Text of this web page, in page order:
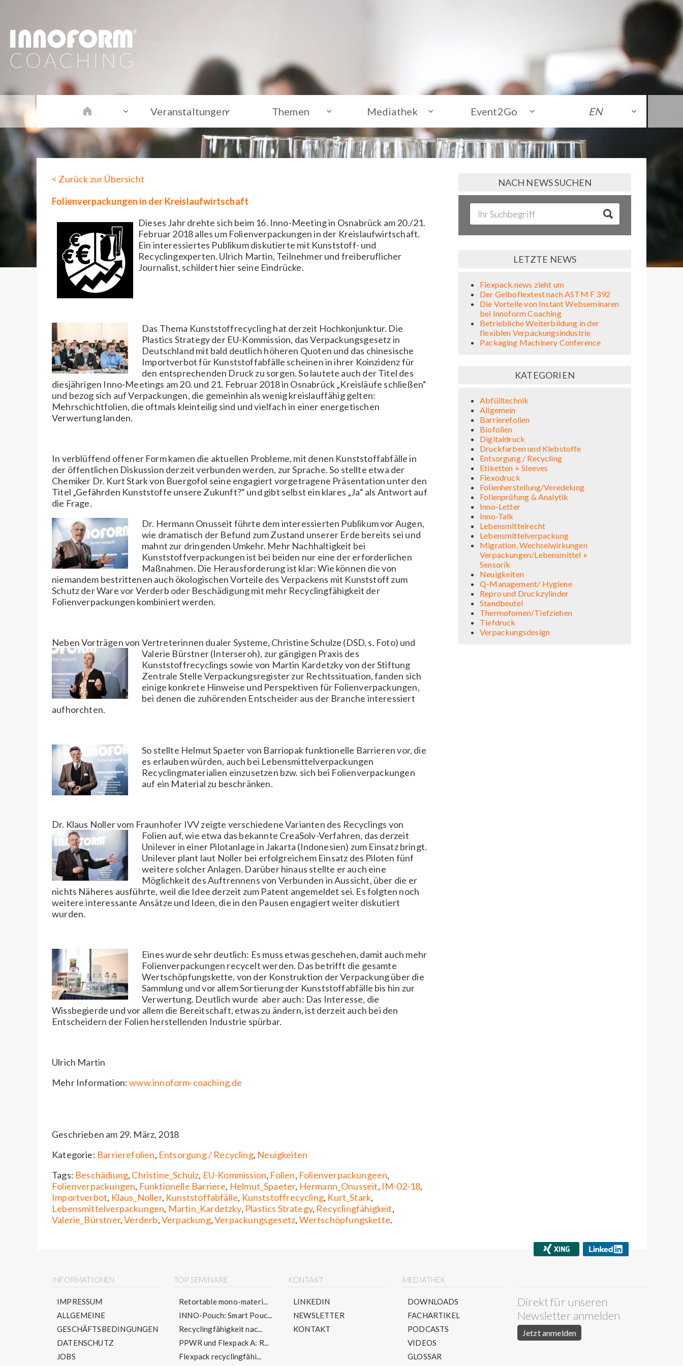
Veranstaltungen Themen Mediathek Event2Go EN
< Zurück zur Übersicht
Folienverpackungen in der Kreislaufwirtschaft
Dieses Jahr drehte sich beim 16. Inno-Meeting in Osnabrück am 20./21.
Februar 2018 alles um Folienverpackungen in der Kreislaufwirtschaft.
Ein interessiertes Publikum diskutierte mit Kunststoff- und
Recyclingexperten. Ulrich Martin, Teilnehmer und freiberuflicher
Journalist, schildert hier seine Eindrücke.
Das Thema Kunststoffrecycling hat derzeit Hochkonjunktur. Die
Plastics Strategy der EU-Kommission, das Verpackungsgesetz in
Deutschland mit bald deutlich höheren Quoten und das chinesische
Importverbot für Kunststoffabfälle scheinen in ihrer Koinzidenz für
den entsprechenden Druck zu sorgen. So lautete auch der Titel des
diesjährigen Inno-Meetings am 20. und 21. Februar 2018 in Osnabrück „Kreisläufe schließen“
und bezog sich auf Verpackungen, die gemeinhin als wenig kreislauffähig gelten:
Mehrschichtfolien, die oftmals kleinteilig sind und vielfach in einer energetischen
Verwertung landen.
In verblüffend offener Form kamen die aktuellen Probleme, mit denen Kunststoffabfälle in
der öffentlichen Diskussion derzeit verbunden werden, zur Sprache. So stellte etwa der
Chemiker Dr. Kurt Stark von Buergofol seine engagiert vorgetragene Präsentation unter den
Titel „Gefährden Kunststoffe unsere Zukunft?“ und gibt selbst ein klares „Ja“ als Antwort auf
die Frage.
Dr. Hermann Onusseit führte dem interessierten Publikum vor Augen,
wie dramatisch der Befund zum Zustand unserer Erde bereits sei und
mahnt zur dringenden Umkehr. Mehr Nachhaltigkeit bei
Kunststoffverpackungen ist bei beiden nur eine der erforderlichen
Maßnahmen. Die Herausforderung ist klar: Wie können die von
niemandem bestrittenen auch ökologischen Vorteile des Verpackens mit Kunststoff zum
Schutz der Ware vor Verderb oder Beschädigung mit mehr Recyclingfähigkeit der
Folienverpackungen kombiniert werden.
Neben Vorträgen von Vertreterinnen dualer Systeme, Christine Schulze (DSD, s. Foto) und
Valerie Bürstner (Interseroh), zur gängigen Praxis des
Kunststoffrecyclings sowie von Martin Kardetzky von der Stiftung
Zentrale Stelle Verpackungsregister zur Rechtssituation, fanden sich
einige konkrete Hinweise und Perspektiven für Folienverpackungen,
bei denen die zuhörenden Entscheider aus der Branche interessiert
aufhorchten.
So stellte Helmut Spaeter von Barriopak funktionelle Barrieren vor, die
es erlauben würden, auch bei Lebensmittelverpackungen
Recyclingmaterialien einzusetzen bzw. sich bei Folienverpackungen
auf ein Material zu beschränken.
Dr. Klaus Noller vom Fraunhofer IVV zeigte verschiedene Varianten des Recyclings von
Folien auf, wie etwa das bekannte CreaSolv-Verfahren, das derzeit
Unilever in einer Pilotanlage in Jakarta (Indonesien) zum Einsatz bringt.
Unilever plant laut Noller bei erfolgreichem Einsatz des Piloten fünf
weitere solcher Anlagen. Darüber hinaus stellte er auch eine
Möglichkeit des Auftrennens von Verbunden in Aussicht, über die er
nichts Näheres ausführte, weil die Idee derzeit zum Patent angemeldet sei. Es folgten noch
weitere interessante Ansätze und Ideen, die in den Pausen engagiert weiter diskutiert
wurden.
Eines wurde sehr deutlich: Es muss etwas geschehen, damit auch mehr
Folienverpackungen recycelt werden. Das betrifft die gesamte
Wertschöpfungskette, von der Konstruktion der Verpackung über die
Sammlung und vor allem Sortierung der Kunststoffabfälle bis hin zur
Verwertung. Deutlich wurde aber auch: Das Interesse, die
Wissbegierde und vor allem die Bereitschaft, etwas zu ändern, ist derzeit auch bei den
Entscheidern der Folien herstellenden Industrie spürbar.
Ulrich Martin
Mehr Information:www.innoform-coaching.de
Geschrieben am 29. März, 2018
Kategorie: Barrierefolien, Entsorgung / Recycling, Neuigkeiten
Tags: Beschädiung, Christine_Schulz, EU-Kommission, Folien, Folienverpackungeen,
Folienverpackungen, Funktionelle Barriere, Helmut_Spaeter, Hermann_Onusseit, IM-02-18,
Importverbot, Klaus_Noller, Kunststoffabfälle, Kunststoffrecycling, Kurt_Stark,
Lebensmittelverpackungen, Martin_Kardetzky, Plastics Strategy, Recyclingfähigkeit,
Valerie_Bürstner,Verderb,Verpackung,Verpackungsgesetz, Wertschöpfungskette.
NACH NEWS SUCHEN
LETZTE NEWS
Flexpack.news zieht um
Der Gelboflextest nach ASTM F 392
Die Vorteile von Instant Webseminaren
bei Innoform Coaching
Betriebliche Weiterbildung in der
flexiblen Verpackungsindustrie
Packaging Machinery Conference
KATEGORIEN
Abfülltechnik
Allgemein
Barrierefolien
Biofolien
Digitaldruck
Druckfarben und Klebstoffe
Entsorgung / Recycling
Etiketten + Sleeves
Flexodruck
Folienherstellung/Veredelung
Folienprüfung & Analytik
Inno-Letter
Inno-Talk
Lebensmittelrecht
Lebensmittelverpackung
Migration, Wechselwirkungen
Verpackungen/Lebensmittel +
Sensorik
Neuigkeiten
Q-Management/ Hygiene
Repro und Druckzylinder
Standbeutel
Thermofomen/Tiefziehen
Tiefdruck
Verpackungsdesign
INFORMATIONEN
IMPRESSUM
ALLGEMEINE
GESCHÄFTSBEDINGUNGEN
DATENSCHUTZ
JOBS
TOP SEMINARE
Retortable mono-materi...
INNO-Pouch: Smart Pouc...
Recyclingfähigkeit nac...
PPWR und Flexpack A: R...
Flexpack recyclingfähi...
KONTAKT
LINKEDIN
NEWSLETTER
KONTAKT
MEDIATHEK
DOWNLOADS
FACHARTIKEL
PODCASTS
VIDEOS
GLOSSAR
Direkt für unseren
Newsletter anmelden
Jetzt anmelden